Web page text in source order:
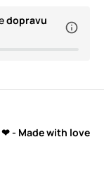
dopravu
- Made with love